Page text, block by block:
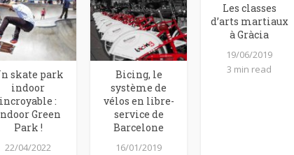
skate park
indoor
incroyable :
Green
Park !
22/04/2022
Bicing, le
système de
vélos en libre-
service de
Barcelone
16/01/2019
Les classes
d’arts martiaux
à Gràcia
19/06/2019
3 min read